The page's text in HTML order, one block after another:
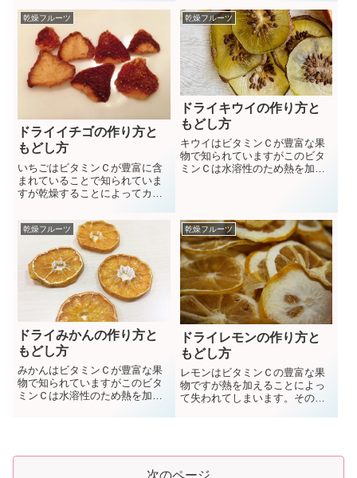
に使用できます。生のなつめが
手に入ったらドライナツメを作
ってみましょう。
利用されています。栄養価も高
くポリへのーるやアントシアニ
ンが豊富に含まれています。
乾燥フルーツ
ドライイチゴの作り方と
もどし方
いちごはビタミンＣが豊富に含
まれていることで知られていま
すが乾燥することによってカル
す。旬のイチゴがたくさん手に
入ったら是非ドライイチゴを作
ってみましょう。
乾燥フルーツ
ドライキウイの作り方と
もどし方
キウイはビタミンＣが豊富な果
物で知られていますがこのビタ
ミンＣは水溶性のため熱を加え
すめです。
乾燥フルーツ
ドライみかんの作り方と
もどし方
みかんはビタミンＣが豊富な果
物で知られていますがこのビタ
ミンＣは水溶性のため熱を加え
そのためドライみかんを作る際
とによってペクチンが増えま
乾燥フルーツ
ドライレモンの作り方と
もどし方
レモンはビタミンＣの豊富な果
物ですが熱を加えることによっ
て失われてしまいます。そのた
たら皮も刻んで干してみましょ